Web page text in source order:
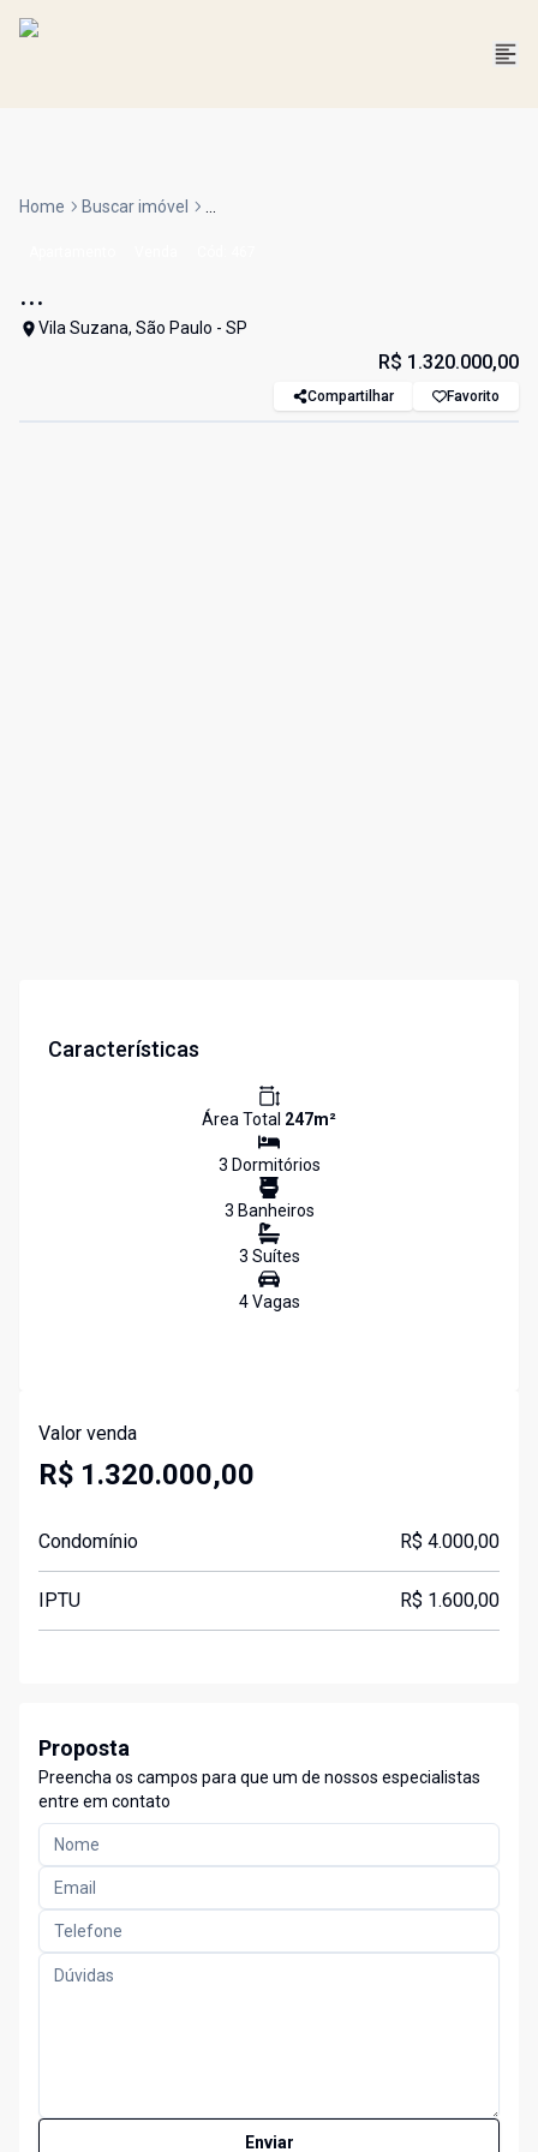
Home Buscar imóvel ...
...
Vila Suzana, São Paulo - SP
R$ 1.320.000,00
Compartilhar Favorito
Características
Área Total 247m²
3 Dormitórios
3 Banheiros
3 Suítes
4Vagas
Valor venda
R$ 1.320.000,00
Condomínio R$ 4.000,00
IPTU R$ 1.600,00
Proposta
Preencha os campos para que um de nossos especialistas
entre em contato
Enviar